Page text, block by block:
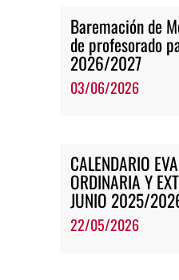
Baremación de
de profesorado
2026/2027
03/06/2026
CALENDARIO
ORDINARIA Y
JUNIO 2025/
22/05/2026